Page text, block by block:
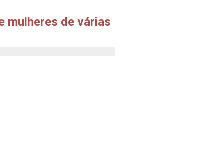
mulheres de várias